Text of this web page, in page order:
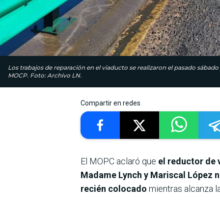
Los trabajos de reparación en el viaducto se realizaron el pasado
MOCP. Foto: Archivo LN.
Compartir en redes
El MOPC aclaró que el reductor de
Madame Lynch y Mariscal López
recién colocado mientras alcanza